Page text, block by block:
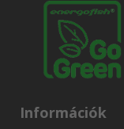
Információk